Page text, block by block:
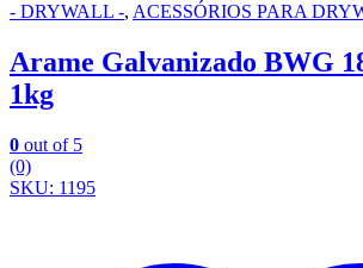
- DRYWALL -, ACESSÓRIOS PARA
Arame Galvanizado BWG
1kg
0 out of 5
(0)
SKU: 1195